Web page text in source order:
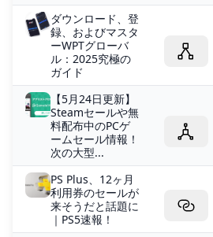
ダウンロード、登
録、およびマスタ
ーWPTグローバ
ル：2025究極の
ガイド
【5月24日更新】
Steamセールや無
料配布中のPCゲ
ームセール情報！
次の大型...
PS Plus、12ヶ月
利用券のセールが
来そうだと話題に
｜PS5速報！